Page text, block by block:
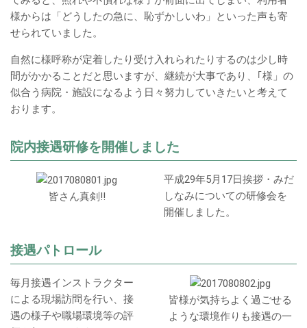
様からは「どうしたの急に、恥ずかしいわ」といった声も寄
せられていました。
自然に様呼称が定着したり受け入れられたりするのは少し時
間がかかることだと思いますが、継続が大事であり、｢様」の
似合う病院・施設になるよう日々努力していきたいと考えて
おります。
院内接遇研修を開催しました
皆さん真剣!!
平成29年5月17日挨拶・みだ
しなみについての研修会を
開催しました。
接遇パトロール
毎月接遇インストラクター
による現場訪問を行い、接
遇の様子や職場環境等の評
皆様が気持ちよく過ごせる
ような環境作りも接遇の一